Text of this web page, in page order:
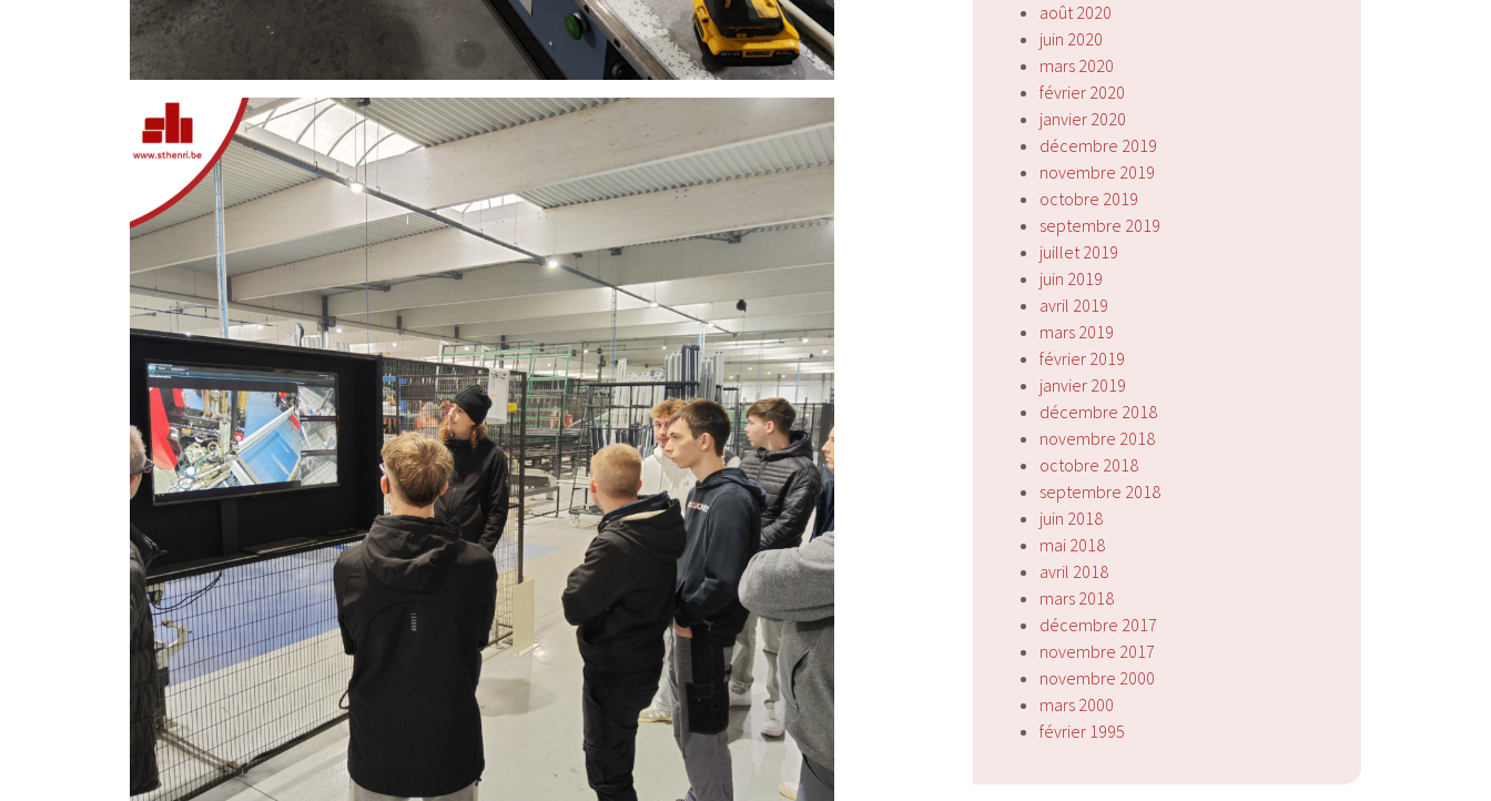
août 2020
juin 2020
mars 2020
février 2020
janvier 2020
décembre 2019
novembre 2019
octobre 2019
septembre 2019
juillet 2019
juin 2019
avril 2019
mars 2019
février 2019
janvier 2019
décembre 2018
novembre 2018
octobre 2018
septembre 2018
juin 2018
mai 2018
avril 2018
mars 2018
décembre 2017
novembre 2017
novembre 2000
mars 2000
février 1995